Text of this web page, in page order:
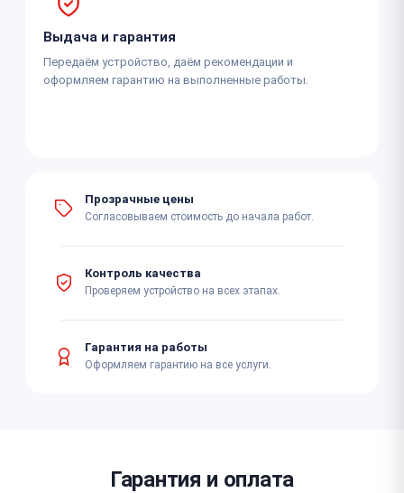
Выдача и гарантия
Передаём устройство, даём рекомендации и
оформляем гарантию на выполненные работы.
Прозрачные цены
Согласовываем стоимость до начала работ.
Контроль качества
Проверяем устройство на всех этапах.
Гарантия на работы
Оформляем гарантию на все услуги.
Гарантия и оплата